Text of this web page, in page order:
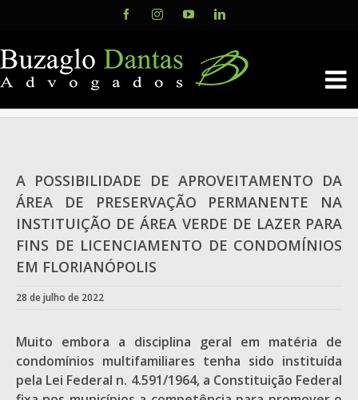
content
FacebookInstagramYouTubeLinkedIn
A POSSIBILIDADE DE APROVEITAMENTO DA
ÁREA DE PRESERVAÇÃO PERMANENTE NA
INSTITUIÇÃO DE ÁREA VERDE DE LAZER PARA
FINS DE LICENCIAMENTO DE CONDOMÍNIOS
EM FLORIANÓPOLIS
28 de julho de 2022
Muito embora a disciplina geral em matéria de
condomínios multifamiliares tenha sido instituída
pela Lei Federal n. 4.591/1964, a Constituição Federal